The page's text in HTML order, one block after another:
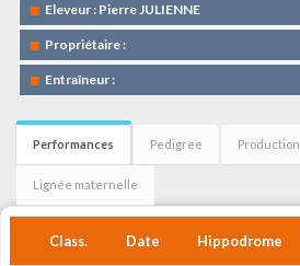
Eleveur : Pierre JULIENNE
Propriétaire :
Entraîneur :
Performances Pedigree Production
Lignée maternelle
Class. Date Hippodrome